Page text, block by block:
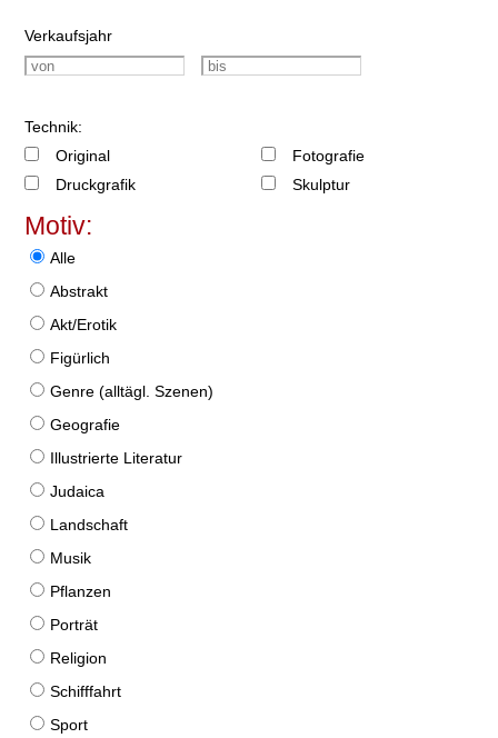
Verkaufsjahr
Technik:
Original
Druckgrafik
Fotografie
Skulptur
Motiv:
Alle
Abstrakt
Akt/Erotik
Figürlich
Genre (alltägl. Szenen)
Geografie
Illustrierte Literatur
Judaica
Landschaft
Musik
Pflanzen
Porträt
Religion
Schifffahrt
Sport